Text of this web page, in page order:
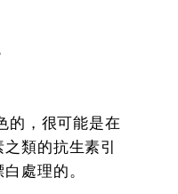
的，很可能是在
類的抗生素引
處理的。